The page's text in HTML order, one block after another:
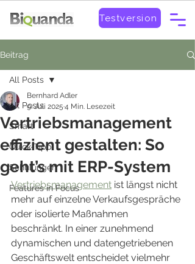
Testversion
Beitrag
All Posts
Smart
Quick-Tipp
Schulungen
Features in Focus
All Posts
Vertriebsmanagement
effizient gestalten: So
geht’s mit ERP-System
Bernhard Adler
9. Juli 2025 4 Min. Lesezeit
Vertriebsmanagement ist längst nicht
mehr auf einzelne Verkaufsgespräche
oder isolierte Maßnahmen
beschränkt. In einer zunehmend
dynamischen und datengetriebenen
Geschäftswelt entscheidet vielmehr